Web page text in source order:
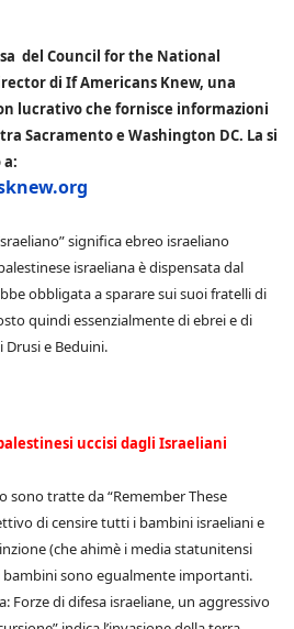
del Council for the National
di If Americans Knew, una
lucrativo che fornisce informazioni
Sacramento e Washington DC. La si
significa ebreo israeliano
israeliana è dispensata dal
obbligata a sparare sui suoi fratelli di
quindi essenzialmente di ebrei e di
e Beduini.
uccisi dagli Israeliani
sono tratte da “Remember These
di censire tutti i bambini israeliani e
(che ahimè i media statunitensi
sono egualmente importanti.
Forze di difesa israeliane, un aggressivo